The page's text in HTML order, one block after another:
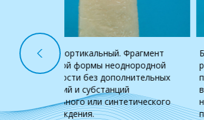
Фрагмент различной формы
номинального размера
неоднородной поверхности без
включений и субстанций
натурального или синтетического
происхождения.